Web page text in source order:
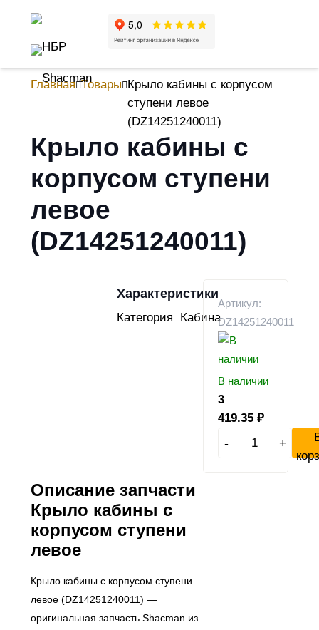
Главная Товары Крыло кабины с корпусом
ступени левое
(DZ14251240011)
Крыло кабины с
корпусом ступени
левое
(DZ14251240011)
Характеристики
Категория Кабина
Артикул:
DZ14251240011
В наличии
3
419.35 ₽
- +
Описание запчасти
Крыло кабины с
корпусом ступени
левое
Крыло кабины с корпусом ступени
левое (DZ14251240011) —
оригинальная запчасть Shacman из